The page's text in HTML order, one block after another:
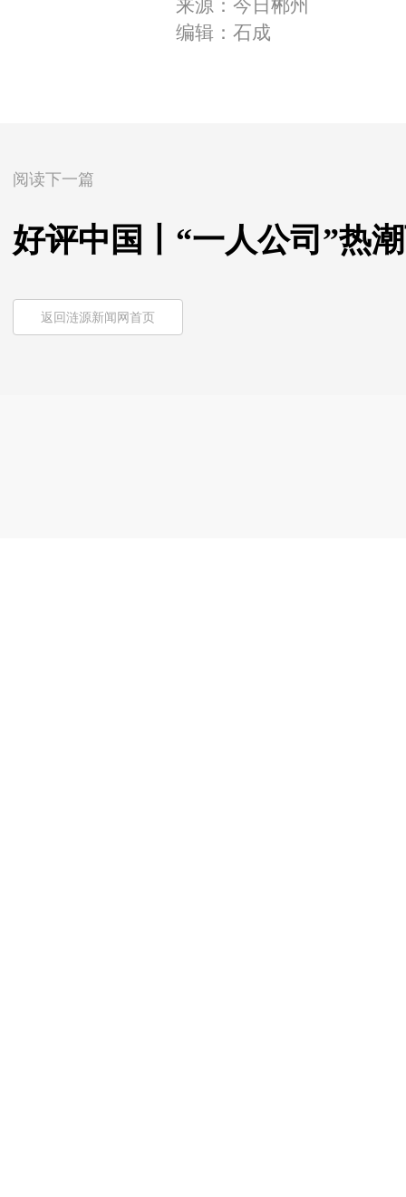
来源：今日郴州
编辑：石成
阅读下一篇
好评中国丨“一人公司”热
返回涟源新闻网首页